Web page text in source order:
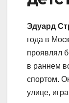
Эдуард
года в
проявлял
в раннем
спортом.
улице,